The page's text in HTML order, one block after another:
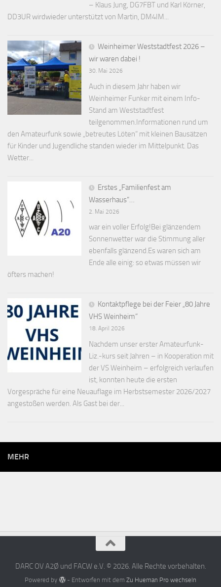
– Klaus Jung, DG7FBT und Karl Körner,
DD3UR wirdwieder unterstützt von Martin, DM4IM...
Weinheimer Weststadtfest 2026 –
wir waren dabei !
30. Mai 2026
Auch in diesem Jahr haben wir
Weinheimer Funker mit einem Info-
Stand am Weststadtfest
teilgenommen.Informationen rund um
den Amateurfunk sowie „betreutes Löten“ mit kleinen Bausätzen
für Kinder und Jugendliche standen wieder im Mittelpunkt. Das
Wetter...
Erstes „Familienfest am
Wasserhaus“…
2. Mai 2026
war ein voller Erfolg!Bei glänzendem
Sonnenwetter war die Stimmung aller
ebenfalls glänzend.Es waren sich am
Ende alle einig: so etwas müssen wir
öfters machen!
Kontaktpflege bei der Feier „80 Jahre
VHS Weinheim“
18. April 2026
Nachdem unser erster Amateurfunk-
Liz.-kurs seit Jahren – in Kooperation mit
der VS Weinheim – erfolgreich verlaufen
ist, konnten heute die ersten
Vorgespräche für eine Neuauflage im Herbstsemester 2026/2027
angestoßen werden. Als Gast bei der...
MEHR
DARC OV A2Ø und FACW e.V. © 2026. Alle Rechte vorbehalten.
Powered by - Entworfen mit dem Zu Hueman Pro wechseln